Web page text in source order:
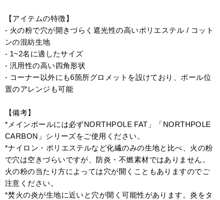
【アイテムの特徴】
- 火の粉で穴が開きづらく遮光性の高いポリエステル / コット
ンの混紡生地
- 1~2名に適したサイズ
- 汎用性の高い四角形状
- コーナー以外にも6箇所グロメットを設けており、ポール位
置のアレンジも可能
【備考】
*メインポールには必ずNORTHPOLE FAT」「NORTHPOLE
CARBON」シリーズをご使用ください。
*ナイロン・ポリエステルなど化繊のみの生地と比べ、火の粉
で穴は空きづらいですが、防炎・不燃素材ではありません。
火の粉の当たり方によっては穴が開くこともありますのでご
注意ください。
*焚火の炎が生地に近いと穴が開く可能性があります。炎をタ